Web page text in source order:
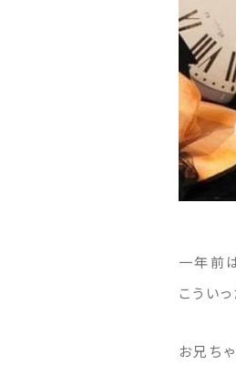
一年前
こうい
お兄ち